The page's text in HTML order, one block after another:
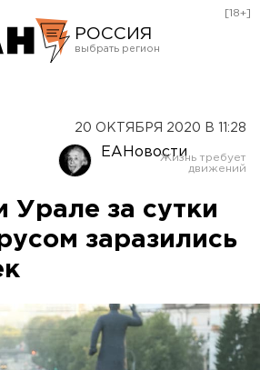
РОССИЯ
Оренбург
[18+]
20 ОКТЯБРЯ 2020 В 11:28
ЕАНовости
за сутки
заразились